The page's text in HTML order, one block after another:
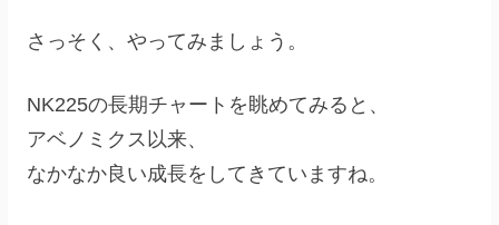
さっそく、やってみましょう。
NK225の長期チャートを眺めてみると、
アベノミクス以来、
なかなか良い成長をしてきていますね。